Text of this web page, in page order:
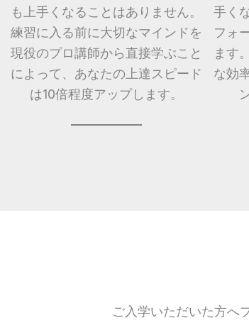
も上手くなることはありません。
練習に入る前に大切なマインドを
現役のプロ講師から直接学ぶこと
によって、あなたの上達スピード
は10倍程度アップします。
手く
フォ
ます
な効
ご入学いただいた方へ